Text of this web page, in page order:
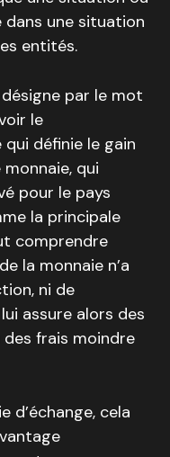
dans une situation
entités.
désigne par le mot
le
qui définie le gain
qui
pour le pays
la principale
comprendre
la monnaie n’a
ni de
assure alors des
frais moindre
d’échange, cela